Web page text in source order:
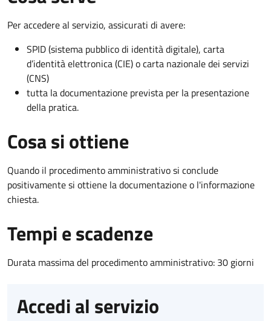
Per accedere al servizio, assicurati di avere:
SPID (sistema pubblico di identità digitale), carta
d’identità elettronica (CIE) o carta nazionale dei servizi
(CNS)
tutta la documentazione prevista per la presentazione
della pratica.
Cosa si ottiene
Quando il procedimento amministrativo si conclude
positivamente si ottiene la documentazione o l'informazione
chiesta.
Tempi e scadenze
Durata massima del procedimento amministrativo: 30 giorni
Accedi al servizio